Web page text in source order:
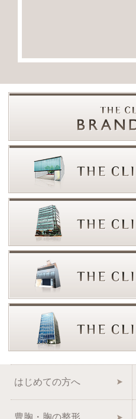
はじめての方へ